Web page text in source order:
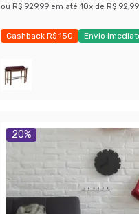
ou R$ 929,99 em até 10x de R$ 92,99
Cashback R$ 150
Envio
20%